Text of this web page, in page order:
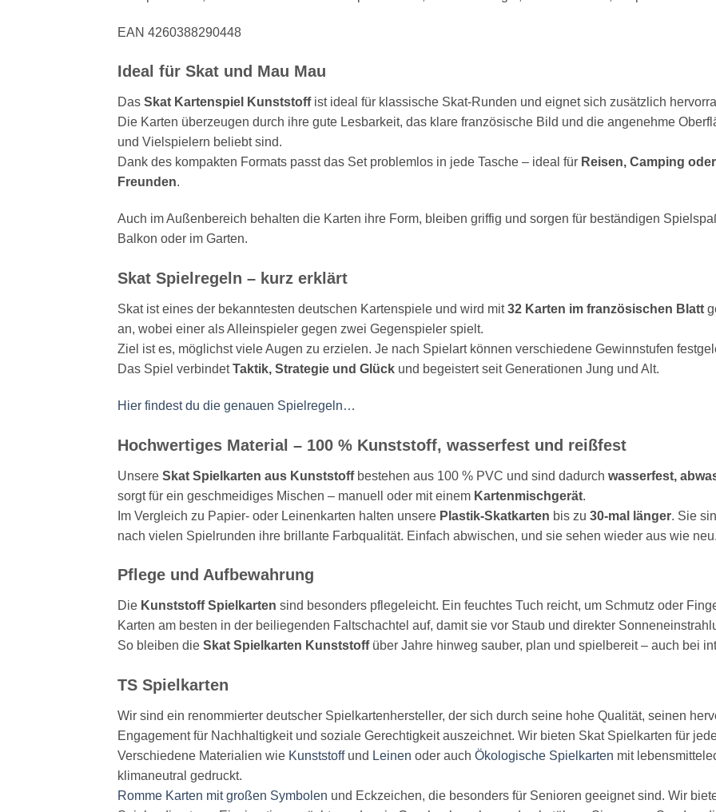
EAN 4260388290448
Ideal für Skat und Mau Mau
Das Skat Kartenspiel Kunststoffist ideal für klassische Skat-Runden und eignet sich zusätzlich
Die Karten überzeugen durch ihre gute Lesbarkeit, das klare französische Bild und die angenehme
und Vielspielern beliebt sind.
Dank des kompakten Formats passt das Set problemlos in jede Tasche – ideal für Reisen, Camping
Freunden.
Auch im Außenbereich behalten die Karten ihre Form, bleiben griffig und sorgen für beständigen
Balkon oder im Garten.
Skat Spielregeln – kurz erklärt
Skat ist eines der bekanntesten deutschen Kartenspiele und wird mit32 Karten im französischen Blatt
an, wobei einer als Alleinspieler gegen zwei Gegenspieler spielt.
Ziel ist es, möglichst viele Augen zu erzielen. Je nach Spielart können verschiedene Gewinnstufen
Das Spiel verbindetTaktik, Strategie und Glück und begeistert seit Generationen Jung und Alt.
Hier findest du die genauen Spielregeln…
Hochwertiges Material – 100 % Kunststoff, wasserfest und reißfest
Unsere Skat Spielkarten aus Kunststoffbestehen aus 100 % PVC und sind dadurch wasserfest,
sorgt für ein geschmeidiges Mischen – manuell oder mit einem Kartenmischgerät.
Im Vergleich zu Papier- oder Leinenkarten halten unsere Plastik-Skatkarten bis zu 30-mal länger. Sie
nach vielen Spielrunden ihre brillante Farbqualität. Einfach abwischen, und sie sehen wieder aus wie
Pflege und Aufbewahrung
Die Kunststoff Spielkarten sind besonders pflegeleicht. Ein feuchtes Tuch reicht, um Schmutz oder
Karten am besten in der beiliegenden Faltschachtel auf, damit sie vor Staub und direkter
So bleiben die Skat Spielkarten Kunststoffüber Jahre hinweg sauber, plan und spielbereit – auch bei
TS Spielkarten
Wir sind ein renommierter deutscher Spielkartenhersteller, der sich durch seine hohe Qualität, seinen
Engagement für Nachhaltigkeit und soziale Gerechtigkeit auszeichnet. Wir bieten Skat Spielkarten für
Verschiedene Materialien wie Kunststoffund Leinen oder auch Ökologische Spielkarten mit
klimaneutral gedruckt.
Romme Karten mit großen Symbolen und Eckzeichen, die besonders für Senioren geeignet sind. Wir